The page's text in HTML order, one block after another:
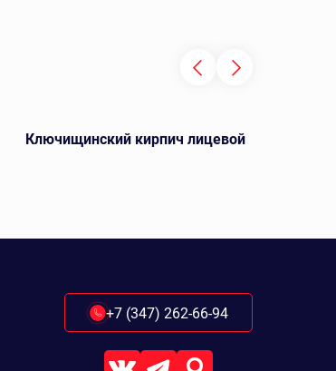
Ключищинский кирпич лицевой
+7 (347) 262-66-94